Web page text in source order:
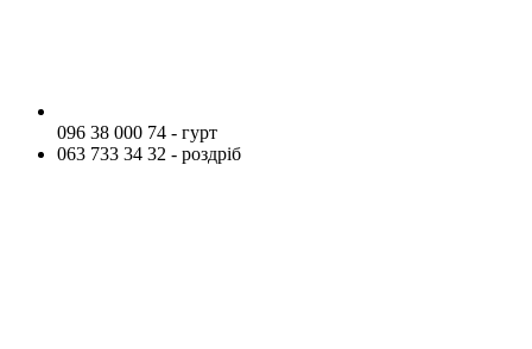
096 38 000 74 - гурт
063 733 34 32 - роздріб